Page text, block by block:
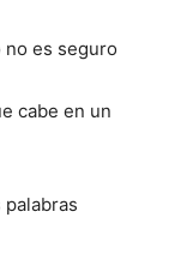
es seguro
cabe en un